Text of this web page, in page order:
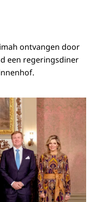
ontvangen door
een regeringsdiner